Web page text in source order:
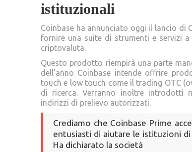
istituzionali
Coinbase ha annunciato oggi il lancio di
fornire una suite di strumenti e servizi
criptovaluta.
Questo prodotto riempirà una parte
dell’anno Coinbase intende offrire
touch e low touch come il trading OTC
di ricerca. Verranno inoltre introdotti
indirizzi di prelievo autorizzati.
Crediamo che Coinbase Prime
entusiasti di aiutare le istituzioni
Ha dichiarato la società